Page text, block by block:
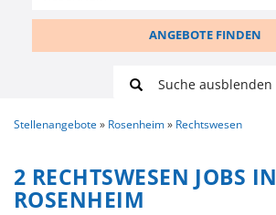
ANGEBOTE FINDEN
Suche ausblenden
Stellenangebote Rosenheim Rechtswesen
2 RECHTSWESEN JOBS IN
ROSENHEIM